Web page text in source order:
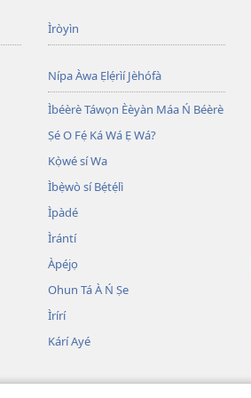
Ìròyìn
Nípa Àwa Ẹlẹ́rìí Jèhófà
Ìbéèrè Táwọn Èèyàn Máa Ń Béèrè
Ṣé O Fẹ́ Ká Wá Ẹ Wá?
Kọ̀wé sí Wa
Ìbẹ̀wò sí Bẹ́tẹ́lì
Ìpàdé
Ìrántí
Àpéjọ
Ohun Tá À Ń Ṣe
Ìrírí
Kárí Ayé